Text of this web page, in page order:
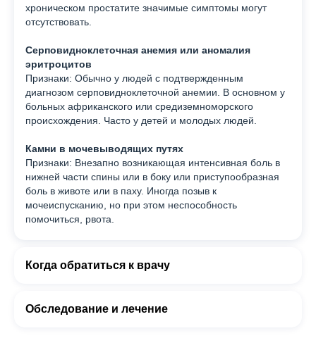
хроническом простатите значимые симптомы могут
отсутствовать.
Серповидноклеточная анемия или аномалия
эритроцитов
Признаки: Обычно у людей с подтвержденным
диагнозом серповидноклеточной анемии. В основном у
больных африканского или средиземноморского
происхождения. Часто у детей и молодых людей.
Камни в мочевыводящих путях
Признаки: Внезапно возникающая интенсивная боль в
нижней части спины или в боку или приступообразная
боль в животе или в паху. Иногда позыв к
мочеиспусканию, но при этом неспособность
помочиться, рвота.
Когда обратиться к врачу
Обследование и лечение